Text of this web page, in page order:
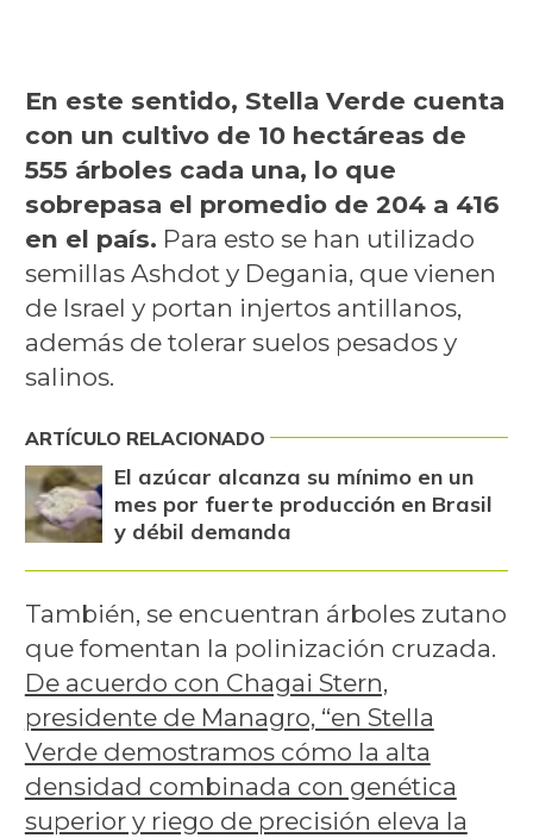
En este sentido, Stella Verde cuenta
con un cultivo de 10 hectáreas de
555 árboles cada una, lo que
sobrepasa el promedio de 204 a 416
en el país. Para esto se han utilizado
semillas Ashdot y Degania, que vienen
de Israel y portan injertos antillanos,
además de tolerar suelos pesados y
salinos.
ARTÍCULO RELACIONADO
El azúcar alcanza su mínimo en un
mes por fuerte producción en Brasil
y débil demanda
También, se encuentran árboles zutano
que fomentan la polinización cruzada.
De acuerdo con Chagai Stern,
presidente de Managro, “en Stella
Verde demostramos cómo la alta
densidad combinada con genética
superior y riego de precisión eleva la